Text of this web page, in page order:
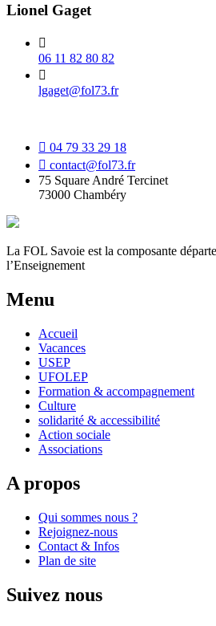
Lionel Gaget
06 11 82 80 82
lgaget@fol73.fr
04 79 33 29 18
contact@fol73.fr
75 Square André Tercinet
73000 Chambéry
La FOL Savoie est la composante
l’Enseignement
Menu
Accueil
Vacances
USEP
UFOLEP
Formation & accompagnement
Culture
solidarité & accessibilité
Action sociale
Associations
A propos
Qui sommes nous ?
Rejoignez-nous
Contact & Infos
Plan de site
Suivez nous